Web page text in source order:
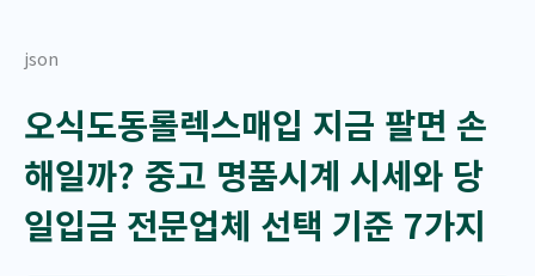
json
오식도동롤렉스매입 지금 팔면 손
해일까? 중고 명품시계 시세와 당
일입금 전문업체 선택 기준 7가지